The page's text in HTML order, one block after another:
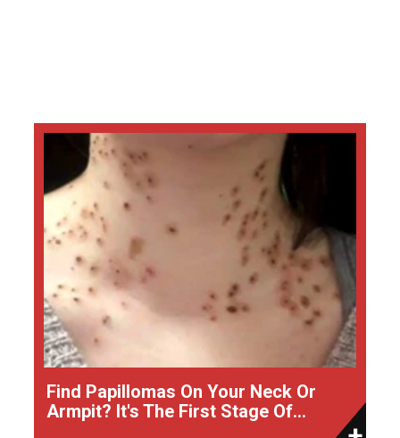
Find Papillomas On Your Neck Or
Armpit? It's The First Stage Of...